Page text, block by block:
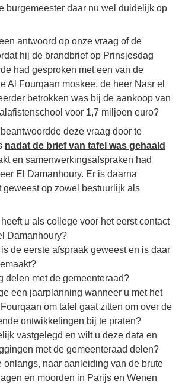
burgemeester daar nu wel duidelijk op
antwoord op onze vraag of de
hij de brandbrief op Prinsjesdag
had gesproken met een van de
Al Fourqaan moskee, de heer Nasr el
betrokken was bij de aankoop van
voor 1,7 miljoen euro?
deze vraag door te
nadat de brief van tafel was gehaald
en samenwerkingsafspraken had
El Damanhoury. Er is daarna
geweest op zowel bestuurlijk als
u als college voor het eerst contact
Damanhoury?
de eerste afspraak geweest en is daar
delen met de gemeenteraad?
een jaarplanning wanneer u met het
om tafel gaat zitten om over de
ontwikkelingen bij te praten?
vastgelegd en wilt u deze data en
met de gemeenteraad delen?
onlangs, naar aanleiding van de brute
en moorden in Parijs en Wenen